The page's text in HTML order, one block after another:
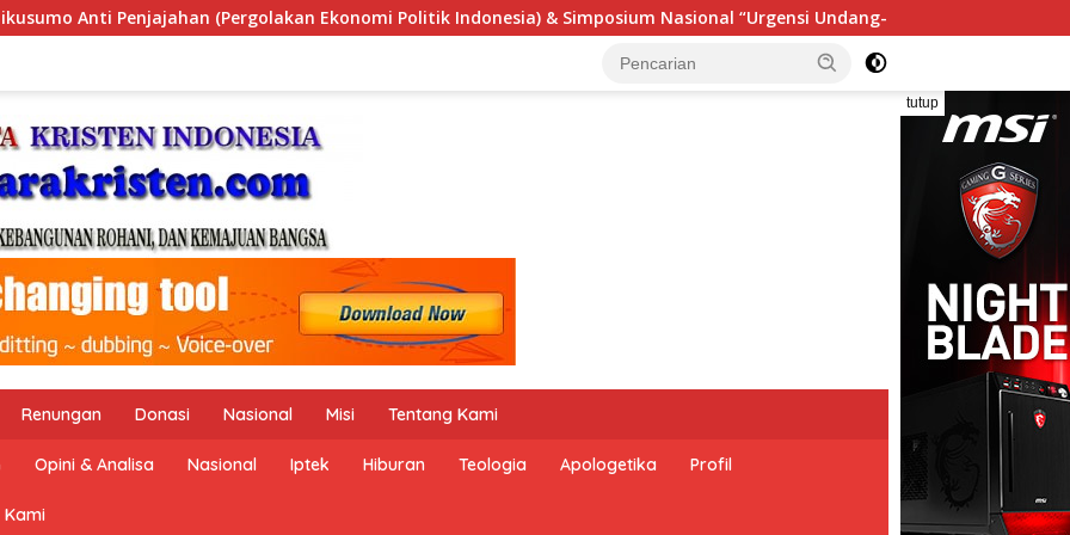
Indonesia) & Simposium Nasional “Urgensi Undang-Undang Perekonomian Nasional dan Kesejahteraan Sosial dalam
tutup
Renungan Donasi Nasional Misi Tentang Kami
Opini & Analisa Nasional Iptek Hiburan Teologia Apologetika Profil
Kami